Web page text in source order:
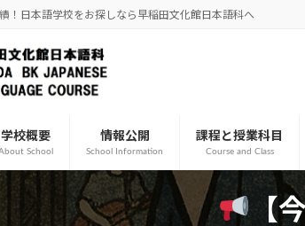
！日本語学校をお探しなら早稲田文化館日本語科へ
学校概要
School
情報公開
School Information
課程と授業科目
Course and Class
【